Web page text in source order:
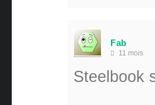
Fab
11 mois
Steelbook